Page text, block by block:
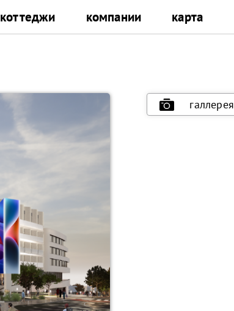
коттеджи компании карта
галлерея